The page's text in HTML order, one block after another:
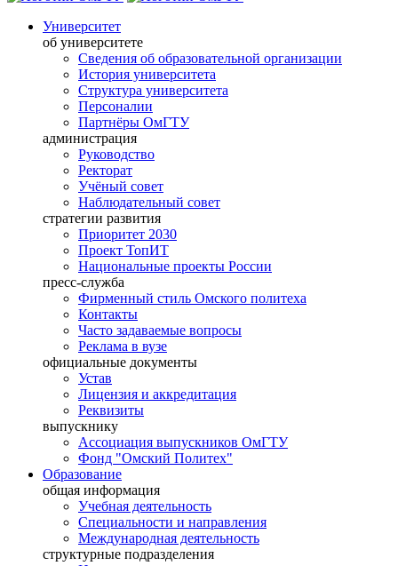
Университет
об университете
Сведения об образовательной организации
История университета
Структура университета
Персоналии
Партнёры ОмГТУ
администрация
Руководство
Ректорат
Учёный совет
Наблюдательный совет
стратегии развития
Приоритет 2030
Проект ТопИТ
Национальные проекты России
пресс-служба
Фирменный стиль Омского политеха
Контакты
Часто задаваемые вопросы
Реклама в вузе
официальные документы
Устав
Лицензия и аккредитация
Реквизиты
выпускнику
Ассоциация выпускников ОмГТУ
Фонд "Омский Политех"
Образование
общая информация
Учебная деятельность
Специальности и направления
Международная деятельность
структурные подразделения